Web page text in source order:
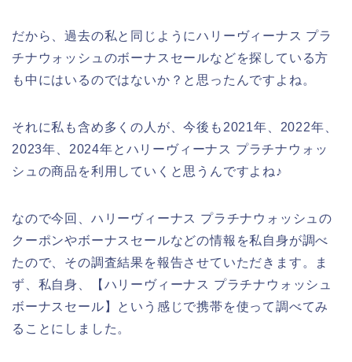
だから、過去の私と同じようにハリーヴィーナス プラ
チナウォッシュのボーナスセールなどを探している方
も中にはいるのではないか？と思ったんですよね。
それに私も含め多くの人が、今後も2021年、2022年、
2023年、2024年とハリーヴィーナス プラチナウォッ
シュの商品を利用していくと思うんですよね♪
なので今回、ハリーヴィーナス プラチナウォッシュの
クーポンやボーナスセールなどの情報を私自身が調べ
たので、その調査結果を報告させていただきます。ま
ず、私自身、【ハリーヴィーナス プラチナウォッシュ
ボーナスセール】という感じで携帯を使って調べてみ
ることにしました。